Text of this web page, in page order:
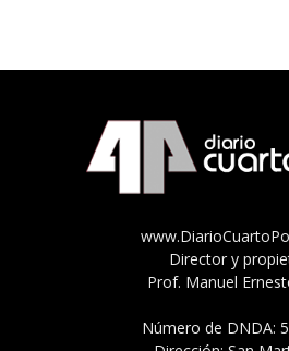
Director y
Prof. Manuel
Número de DNDA: